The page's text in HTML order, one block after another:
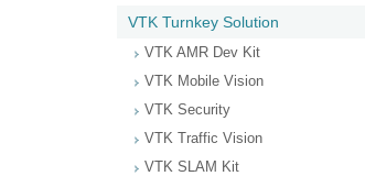
VTK Turnkey Solution
VTK AMR Dev Kit
VTK Mobile Vision
VTK Security
VTK Traffic Vision
VTK SLAM Kit